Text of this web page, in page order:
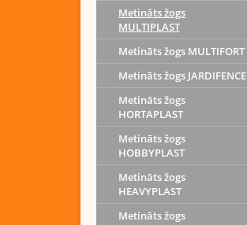
Metināts žogs
MULTIPLAST
Metināts žogs MULTIFORT
Metināts žogs JARDIFENCE
Metināts žogs
HORTAPLAST
Metināts žogs
HOBBYPLAST
Metināts žogs
HEAVYPLAST
Metināts žogs